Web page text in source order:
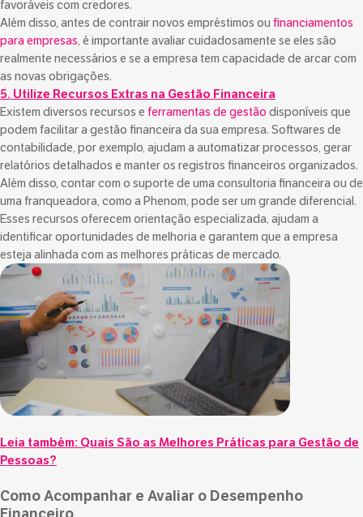
favoráveis com credores.
Além disso, antes de contrair novos empréstimos ou financiamentos
para empresas, é importante avaliar cuidadosamente se eles são
realmente necessários e se a empresa tem capacidade de arcar com
as novas obrigações.
5. Utilize Recursos Extras na Gestão Financeira
Existem diversos recursos e ferramentas de gestão disponíveis que
podem facilitar a gestão financeira da sua empresa. Softwares de
contabilidade, por exemplo, ajudam a automatizar processos, gerar
relatórios detalhados e manter os registros financeiros organizados.
Além disso, contar com o suporte de uma consultoria financeira ou de
uma franqueadora, como a Phenom, pode ser um grande diferencial.
Esses recursos oferecem orientação especializada, ajudam a
identificar oportunidades de melhoria e garantem que a empresa
esteja alinhada com as melhores práticas de mercado.
Leia também: Quais São as Melhores Práticas para Gestão de
Pessoas?
Como Acompanhar e Avaliar o Desempenho